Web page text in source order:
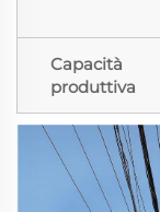
Capacità
produttiva